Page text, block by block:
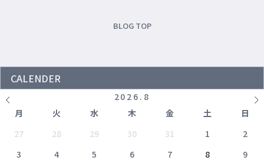
BLOG TOP
CALENDER
2026 . 8
月
火 水 木 金 土
日
27
28 29 30 31 1
2
3
4 5 6 7 8
9